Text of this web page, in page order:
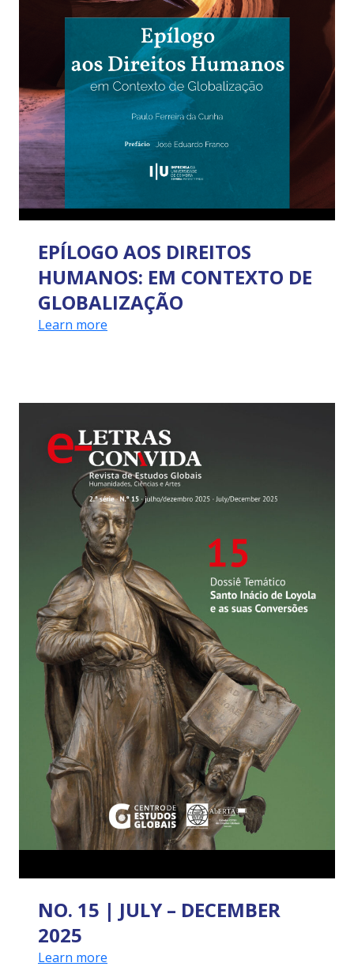
EPÍLOGO AOS DIREITOS
HUMANOS: EM CONTEXTO DE
GLOBALIZAÇÃO
Learn more
NO. 15 | JULY – DECEMBER
2025
Learn more